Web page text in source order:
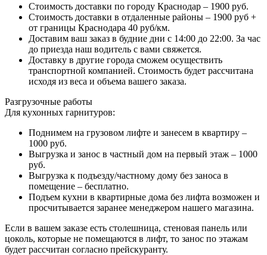
Стоимость доставки по городу Краснодар – 1900 руб.
Стоимость доставки в отдаленные районы – 1900 руб +
от границы Краснодара 40 руб/км.
Доставим ваш заказ в будние дни с 14:00 до 22:00. За час
до приезда наш водитель с вами свяжется.
Доставку в другие города сможем осуществить
транспортной компанией. Стоимость будет рассчитана
исходя из веса и объема вашего заказа.
Разгрузочные работы
Для кухонных гарнитуров:
Поднимем на грузовом лифте и занесем в квартиру –
1000 руб.
Выгрузка и занос в частный дом на первый этаж – 1000
руб.
Выгрузка к подъезду/частному дому без заноса в
помещение – бесплатно.
Подъем кухни в квартирные дома без лифта возможен и
просчитывается заранее менеджером нашего магазина.
Если в вашем заказе есть столешница, стеновая панель или
цоколь, которые не помещаются в лифт, то занос по этажам
будет рассчитан согласно прейскуранту.